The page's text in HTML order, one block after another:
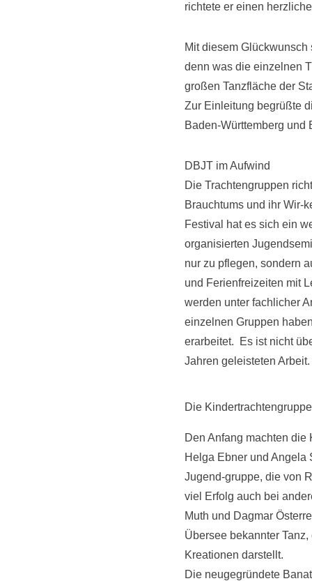
richtete er einen
Mit diesem
denn was die einzelnen
großen Tanzfläche der
Zur Einleitung begrüßte
Baden-Württemberg und
DBJT im Aufwind
Die Trachtengruppen
Brauchtums und ihr Wir-
Festival hat es sich ein
organisierten
nur zu pflegen, sondern
und Ferienfreizeiten mit
werden unter fachlicher
einzelnen Gruppen
erarbeitet. Es ist nicht
Jahren geleisteten Arbeit.
Die
Den Anfang machten
Helga Ebner und Angela
Jugend-gruppe, die von
viel Erfolg auch bei
Muth und Dagmar
Übersee bekannter
Kreationen darstellt.
Die neugegründete